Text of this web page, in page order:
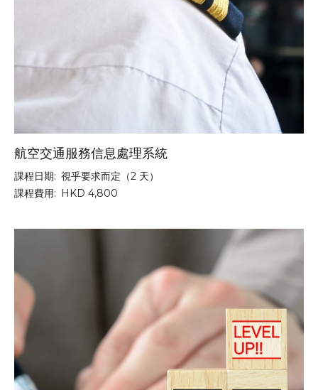
航空交通服務信息處理系統
課程日期: 視乎要求而定（2 天）
課程費用: HKD 4,800